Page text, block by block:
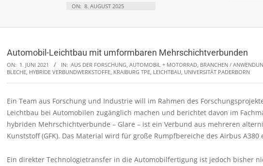
ON: 8. AUGUST 2025
Automobil-Leichtbau mit umformbaren Mehrschichtverbunden
ON: 1. JUNI 2021 IN: AUS DER FORSCHUNG, AUTOMOBIL + MOTORRAD, BRANCHEN /
BLECHE, HYBRIDE VERBUNDWERKSTOFFE, KRAIBURG TPE, LEICHTBAU, UNIVERSITÄT PADERBORN
Ein Team aus Forschung und Industrie will im Rahmen des
Leichtbau bei Automobilen zugänglich machen und berichtet davon im
hybriden Mehrschichtverbunde – Glare – ist ein Verbund aus mehreren
Kunststoff (GFK). Das Material wird für große Rumpfbereiche des Airbus A380
Ein direkter Technologietransfer in die Automobilfertigung ist jedoch bisher